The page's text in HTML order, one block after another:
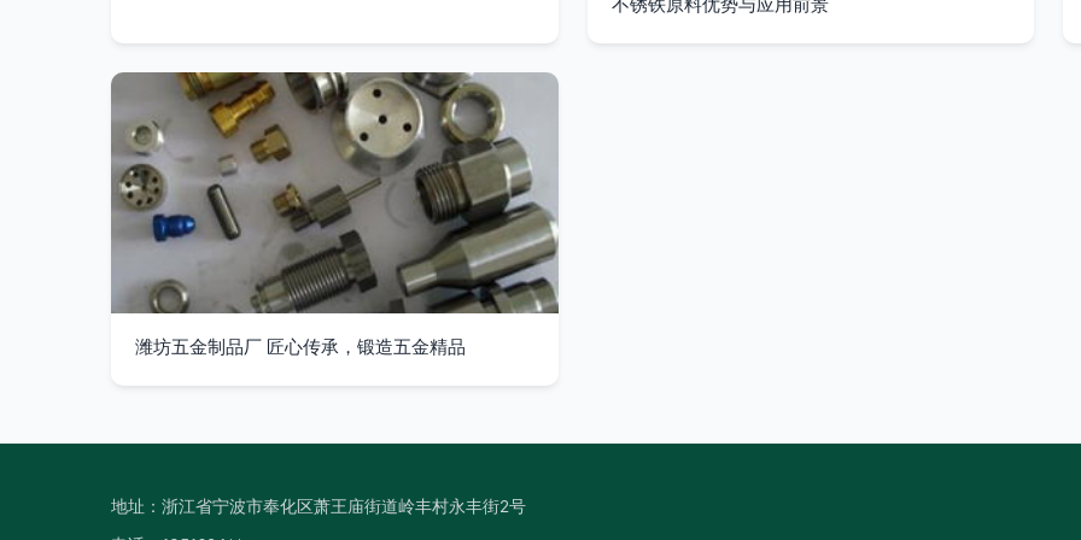
潍坊五金制品厂 匠心传承，锻造五金精品
地址：浙江省宁波市奉化区萧王庙街道岭丰村永丰街2号